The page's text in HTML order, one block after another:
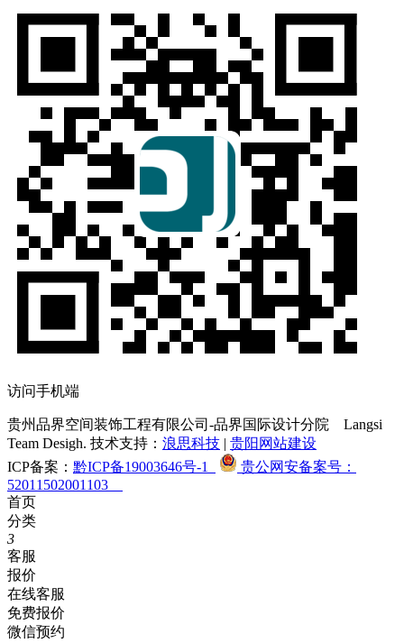
访问手机端
贵州品界空间装饰工程有限公司-品界国际设计分院 Langsi
Team Desigh. 技术支持： 浪思科技 | 贵阳网站建设
ICP备案： 黔ICP备19003646号-1
贵公网安备案号：
52011502001103
首页
分类
3
客服
报价
在线客服
免费报价
微信预约